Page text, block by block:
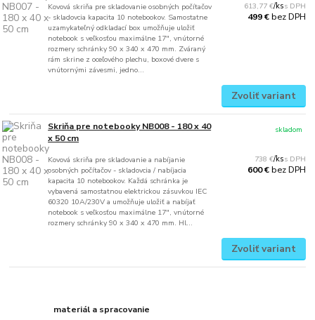
Kovová skriňa pre skladovanie osobných počítačov
- skladovcia kapacita 10 notebookov. Samostatne
uzamykateľný odkladací box umožňuje uložiť
notebook s veľkosťou maximálne 17", vnútorné
rozmery schránky 90 x 340 x 470 mm. Zváraný
rám skrine z oceľového plechu, boxové dvere s
vnútornými závesmi, jedno...
613,77 €/ks
499 €bez DPH
Zvoliť variant
Skriňa pre notebooky NB008 - 180 x 40
x 50 cm
Kovová skriňa pre skladovanie a nabíjanie
osobných počítačov - skladovcia / nabíjacia
kapacita 10 notebookov. Každá schránka je
vybavená samostatnou elektrickou zásuvkou IEC
60320 10A/230V a umožňuje uložiť a nabíjať
notebook s veľkosťou maximálne 17", vnútorné
rozmery schránky 90 x 340 x 470 mm. Hl...
738 €/ks
600 €bez DPH
skladom
Zvoliť variant
materiál a spracovanie